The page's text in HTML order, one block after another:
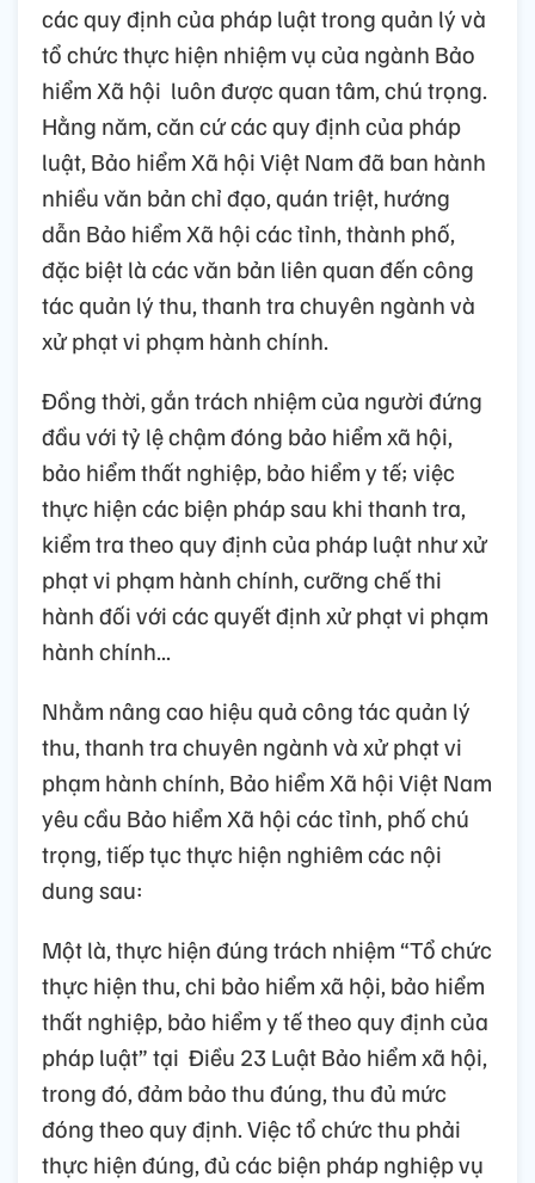
các quy định của pháp luật trong quản lý và
tổ chức thực hiện nhiệm vụ của ngành Bảo
hiểm Xã hội luôn được quan tâm, chú trọng.
Hằng năm, căn cứ các quy định của pháp
luật, Bảo hiểm Xã hội Việt Nam đã ban hành
nhiều văn bản chỉ đạo, quán triệt, hướng
dẫn Bảo hiểm Xã hội các tỉnh, thành phố,
đặc biệt là các văn bản liên quan đến công
tác quản lý thu, thanh tra chuyên ngành và
xử phạt vi phạm hành chính.
Đồng thời, gắn trách nhiệm của người đứng
đầu với tỷ lệ chậm đóng bảo hiểm xã hội,
bảo hiểm thất nghiệp, bảo hiểm y tế; việc
thực hiện các biện pháp sau khi thanh tra,
kiểm tra theo quy định của pháp luật như xử
phạt vi phạm hành chính, cưỡng chế thi
hành đối với các quyết định xử phạt vi phạm
hành chính...
Nhằm nâng cao hiệu quả công tác quản lý
thu, thanh tra chuyên ngành và xử phạt vi
phạm hành chính, Bảo hiểm Xã hội Việt Nam
yêu cầu Bảo hiểm Xã hội các tỉnh, phố chú
trọng, tiếp tục thực hiện nghiêm các nội
dung sau:
Một là, thực hiện đúng trách nhiệm “Tổ chức
thực hiện thu, chi bảo hiểm xã hội, bảo hiểm
thất nghiệp, bảo hiểm y tế theo quy định của
pháp luật” tại Điều 23 Luật Bảo hiểm xã hội,
trong đó, đảm bảo thu đúng, thu đủ mức
đóng theo quy định. Việc tổ chức thu phải
thực hiện đúng, đủ các biện pháp nghiệp vụ